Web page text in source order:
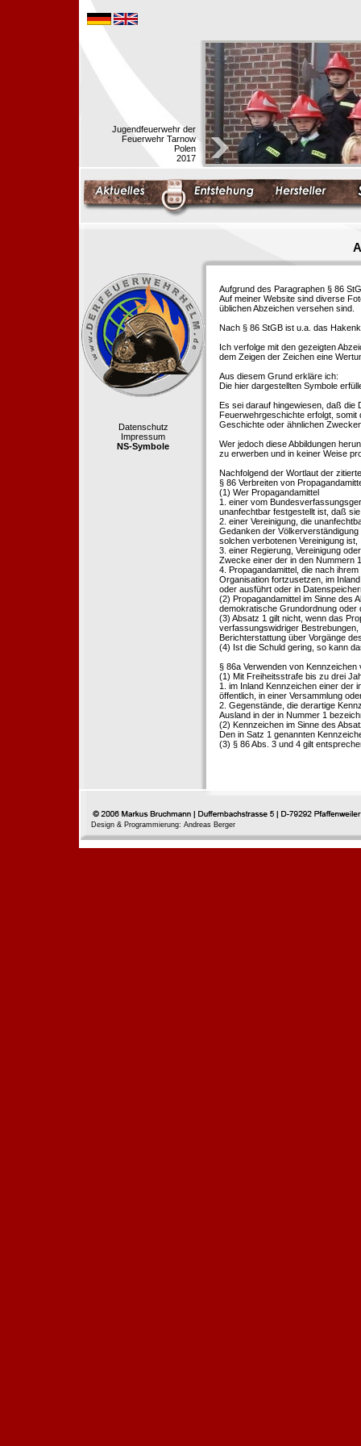
Jugendfeuerwehr der
Feuerwehr Tarnow
Polen
2017
Datenschutz
Impressum
NS-Symbole
Aufgrund des Paragraphen § 86
Auf meiner Website sind diverse
üblichen Abzeichen versehen sind.
Nach § 86 StGB ist u.a. das
Ich verfolge mit den gezeigten
dem Zeigen der Zeichen eine
Aus diesem Grund erkläre ich:
Die hier dargestellten Symbole
Es sei darauf hingewiesen, daß die
Feuerwehrgeschichte erfolgt,
Geschichte oder ähnlichen
Wer jedoch diese Abbildungen
zu erwerben und in keiner Weise
Nachfolgend der Wortlaut der
§ 86 Verbreiten von
(1) Wer Propagandamittel
1. einer vom
unanfechtbar festgestellt ist, daß
2. einer Vereinigung, die
Gedanken der
solchen verbotenen Vereinigung ist,
3. einer Regierung, Vereinigung
Zwecke einer der in den Nummern
4. Propagandamittel, die nach
Organisation fortzusetzen, im
oder ausführt oder in
(2) Propagandamittel im Sinne des
demokratische Grundordnung oder
(3) Absatz 1 gilt nicht, wenn das
verfassungswidriger
Berichterstattung über Vorgänge
(4) Ist die Schuld gering, so kann
§ 86a Verwenden von
(1) Mit Freiheitsstrafe bis zu drei
1. im Inland Kennzeichen einer der
öffentlich, in einer Versammlung
2. Gegenstände, die derartige
Ausland in der in Nummer 1
(2) Kennzeichen im Sinne des
Den in Satz 1 genannten
(3) § 86 Abs. 3 und 4 gilt
Design & Programmierung: Andreas Berger